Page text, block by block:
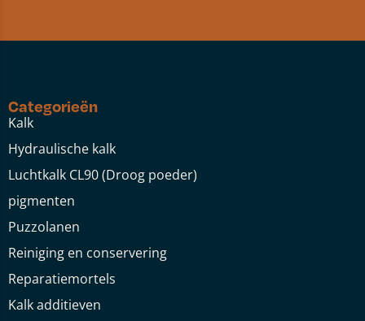
Categorieën
Kalk
Hydraulische kalk
Luchtkalk CL90 (Droog poeder)
pigmenten
Puzzolanen
Reiniging en conservering
Reparatiemortels
Kalk additieven